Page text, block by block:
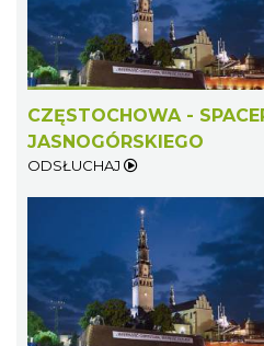
CZĘSTOCHOWA -
JASNOGÓRSKIEGO
ODSŁUCHAJ